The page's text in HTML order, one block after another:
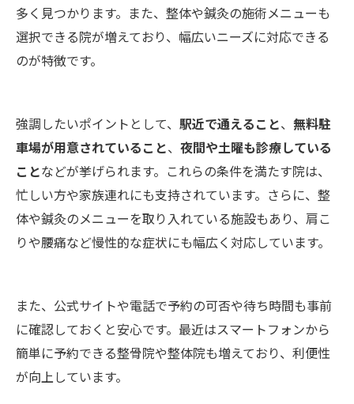
多く見つかります。また、整体や鍼灸の施術メニューも
選択できる院が増えており、幅広いニーズに対応できる
のが特徴です。
強調したいポイントとして、 駅近で通えること、 無料駐
車場が用意されていること、 夜間や土曜も診療している
ことなどが挙げられます。これらの条件を満たす院は、
忙しい方や家族連れにも支持されています。さらに、整
体や鍼灸のメニューを取り入れている施設もあり、肩こ
りや腰痛など慢性的な症状にも幅広く対応しています。
また、公式サイトや電話で予約の可否や待ち時間も事前
に確認しておくと安心です。最近はスマートフォンから
簡単に予約できる整骨院や整体院も増えており、利便性
が向上しています。